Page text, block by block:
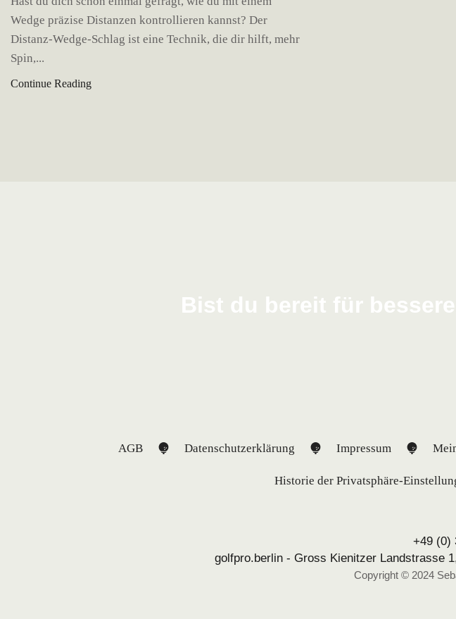
Wedge präzise Distanzen kontrollieren kannst? Der
Distanz-Wedge-Schlag ist eine Technik, die dir hilft, mehr
Spin,...
Continue Reading
Bist du bereit für
AGB Datenschutzerklärung Impressum
Historie der Privatsphäre-
+49 (0)
golfpro.berlin - Gross Kienitzer Landstrasse
Copyright © 2024